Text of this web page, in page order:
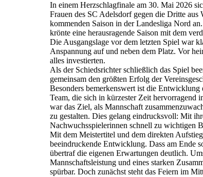
In einem Herzschlagfinale am 30. Mai 2026
Frauen des SC Adelsdorf gegen die Dritte
kommenden Saison in der Landesliga Nord
krönte eine herausragende Saison mit dem
Die Ausgangslage vor dem letzten Spiel war
Anspannung auf und neben dem Platz. Vor
alles investierten.
Als der Schiedsrichter schließlich das Spiel
gemeinsam den größten Erfolg der
Besonders bemerkenswert ist die
Team, die sich in kürzester Zeit hervorragend
war das Ziel, als Mannschaft
zu gestalten. Dies gelang eindrucksvoll: Mit
Nachwuchsspielerinnen schnell zu wichtigen
Mit dem Meistertitel und dem direkten
beeindruckende Entwicklung. Dass am Ende
übertraf die eigenen Erwartungen deutlich.
Mannschaftsleistung und eines starken
spürbar. Doch zunächst steht das Feiern im